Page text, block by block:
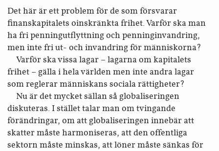
Det här är ett problem för de som försvarar
finanskapitalets oinskränkta frihet. Varför ska man
ha fri penningutflyttning och penninginvandring,
men inte fri ut- och invandring för människorna?
Varför ska vissa lagar – lagarna om kapitalets
frihet – gälla i hela världen men inte andra lagar
som reglerar människans sociala rättigheter?
Nu är det mycket sällan så globaliseringen
diskuteras. I stället talar man om tvingande
förändringar, om att globaliseringen innebär att
skatter måste harmoniseras, att den offentliga
sektorn måste minskas, att löner måste sänkas för